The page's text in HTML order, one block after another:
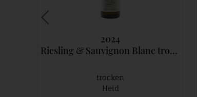
2024
Riesling & Sauvignon Blanc trocken Steinmergel
trocken
Heid